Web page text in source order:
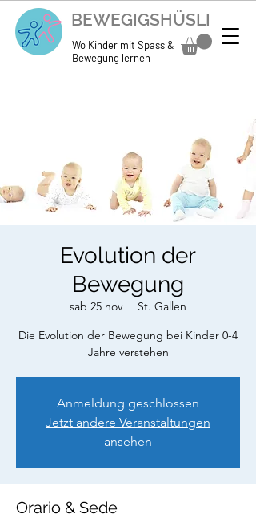
BEWEGIGSHÜSLI
Wo Kinder mit Spass &
Bewegung lernen
Evolution der
Bewegung
sab 25 nov
  |
St. Gallen
Die Evolution der Bewegung bei Kinder 0-4
Jahre verstehen
Anmeldung geschlossen
Jetzt andere Veranstaltungen
ansehen
Orario & Sede